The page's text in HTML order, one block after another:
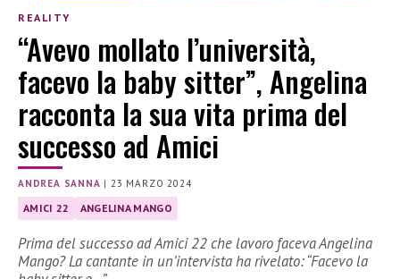
REALITY
“Avevo mollato l’università,
facevo la baby sitter”, Angelina
racconta la sua vita prima del
successo ad Amici
ANDREA SANNA | 23 MARZO 2024
AMICI 22 ANGELINA MANGO
Prima del successo ad Amici 22 che lavoro faceva Angelina
Mango? La cantante in un’intervista ha rivelato: “Facevo la